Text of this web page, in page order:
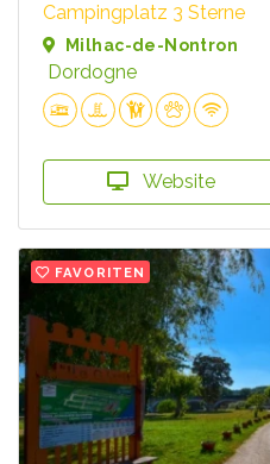
Campingplatz 3 Sterne
Milhac-de-Nontron
Dordogne
Website
FAVORITEN